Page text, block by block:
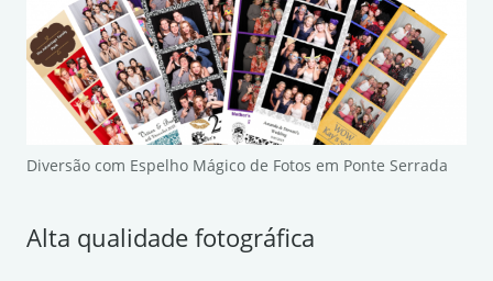
Diversão com Espelho Mágico de Fotos em Ponte Serrada
Alta qualidade fotográfica